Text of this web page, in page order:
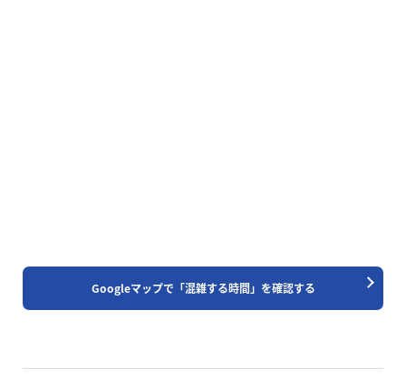
Googleマップで「混雑する時間」を確認する